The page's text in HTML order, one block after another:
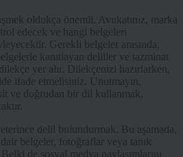
oldukça önemli. Avukatınız, marka
edecek ve hangi belgeleri
Gerekli belgeler arasında,
kanıtlayan deliller ve tazminat
yer alır. Dilekçenizi hazırlarken,
ifade etmelisiniz. Unutmayın,
ve doğrudan bir dil kullanmak,
delil bulundurmak. Bu aşamada,
belgeler, fotoğraflar veya tanık
de sosyal medya paylaşımlarını